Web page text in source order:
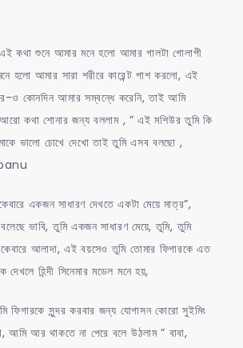
কথা শুনে আমার মনে হলো আমার গালটা গোলাপী
হলো আমার সারা শরীরে কারেন্ট পাশ করলো, এই
ও কোনদিন আমার সম্বন্ধে করেনি, তাই আমি
কথা শোনার জন্য বললাম , ” এই মশিউর তুমি কি
ভালো চোখে দেখো তাই তুমি এসব বলছো ,
একজন সাধারণ দেখতে একটা মেয়ে মাত্র”,
ভাবি, তুমি একজন সাধারণ মেয়ে, তুমি, তুমি
আলাদা, এই বয়সেও তুমি তোমার ফিগারকে এত
দেখলে হিন্দী সিনেমার মডেল মনে হয়,
সুন্দর করবার জন্য যোগাসন কোরো সুইমিং
আমি আর থাকতে না পেরে বলে উঠলাম ” বাবা,